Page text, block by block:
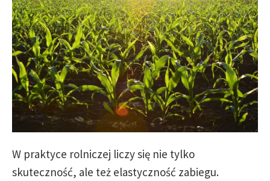
W praktyce rolniczej liczy się nie tylko
skuteczność, ale też elastyczność zabiegu.